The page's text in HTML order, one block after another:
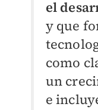
el
y que
como
un
e